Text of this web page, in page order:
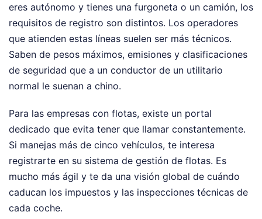
eres autónomo y tienes una furgoneta o un camión, los
requisitos de registro son distintos. Los operadores
que atienden estas líneas suelen ser más técnicos.
Saben de pesos máximos, emisiones y clasificaciones
de seguridad que a un conductor de un utilitario
normal le suenan a chino.
Para las empresas con flotas, existe un portal
dedicado que evita tener que llamar constantemente.
Si manejas más de cinco vehículos, te interesa
registrarte en su sistema de gestión de flotas. Es
mucho más ágil y te da una visión global de cuándo
caducan los impuestos y las inspecciones técnicas de
cada coche.